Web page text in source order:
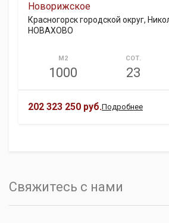
Новорижское
Красногорск городской округ,
НОВАХОВО
М2
1000
СОТ.
23
202 323 250 руб.Подробнее
Свяжитесь с нами